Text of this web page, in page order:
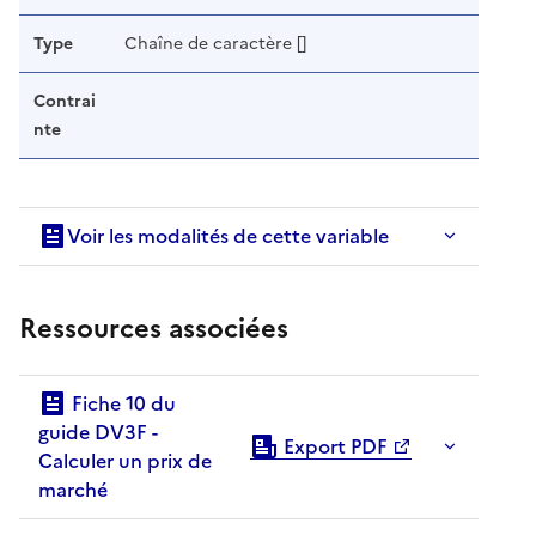
Type Chaîne de caractère []
Contrai
nte
Voir les modalités de cette variable
Ressources associées
guide DV3F -
Calculer un prix de
marché
Export PDF